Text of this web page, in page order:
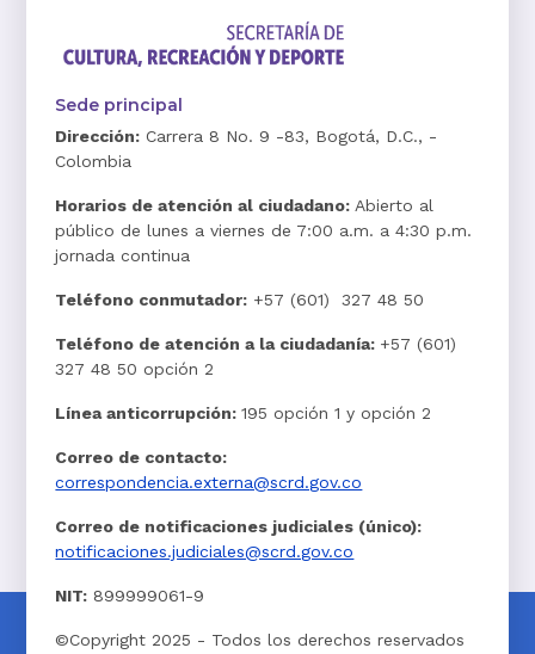
Sede principal
Dirección: Carrera 8 No. 9 -83, Bogotá, D.C., -
Colombia
Horarios de atención al ciudadano:Abierto al
público de lunes a viernes de 7:00 a.m. a 4:30 p.m.
jornada continua
Teléfono conmutador: +57 (601) 327 48 50
Teléfono de atención a la ciudadanía: +57 (601)
327 48 50 opción 2
Línea anticorrupción:195 opción 1 y opción 2
Correo de contacto:
correspondencia.externa@scrd.gov.co
Correo de notificaciones judiciales (único):
notificaciones.judiciales@scrd.gov.co
NIT: 899999061-9
©Copyright 2025 - Todos los derechos reservados